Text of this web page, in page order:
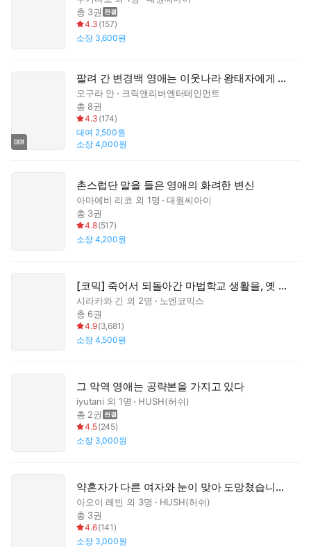
총 3권
4.3 (157)
소장 3,600원
팔려 간 변경백 영애는 이웃나라 왕태자에게 익애당한다
오구라 안
크릭앤리버엔터테인먼트
총 8권
4.3 (174)
대여 2,500원
소장 4,000원
촌스럽단 말을 들은 영애의 화려한 변신
아마에비 리코 외 1명
대원씨아이
총 3권
4.8(517)
소장 4,200원
[코믹] 죽어서 되돌아간 마법학교 생활을, 옛 연인과 프롤로그부터
시라카와 긴 외 2명
노엔코믹스
총 6권
4.9(3,681 )
소장 4,500원
그 악역 영애는 공략본을 가지고 있다
iyutani 외 1명
HUSH(허쉬)
총 2권
4.5(245)
소장 3,000원
약혼자가 다른 여자와 눈이 맞아 도망쳤습니다. 왕자 전하에게 총애받아 행복하기에 이제 와서 돌아오고 싶다고 해도 곤란합니다.
아오이 레빈 외 3명
HUSH(허쉬)
총 3권
4.6(141 )
소장 3,000원